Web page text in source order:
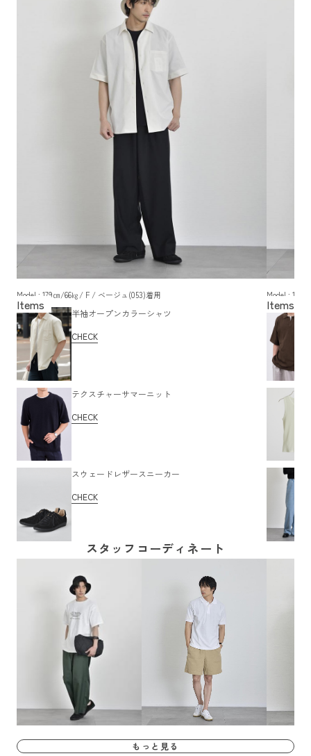
Model : 179㎝/66㎏/ F / ベージュ(053)着用
半袖オープンカラーシャツ
CHECK
テクスチャーサマーニット
CHECK
スウェードレザースニーカー
CHECK
Model : 179
スタッフコーディネート
もっと見る